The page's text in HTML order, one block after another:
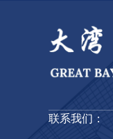
联系我们：